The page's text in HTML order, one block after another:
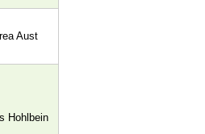
Aust
Hohlbein